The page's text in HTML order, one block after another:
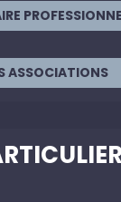
ASSOCIATIONS